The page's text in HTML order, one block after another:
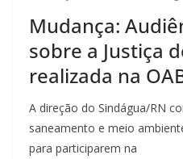
Mudança:
sobre a Justiça
realizada na
A direção do Sindágua/RN
saneamento e meio
para participarem na